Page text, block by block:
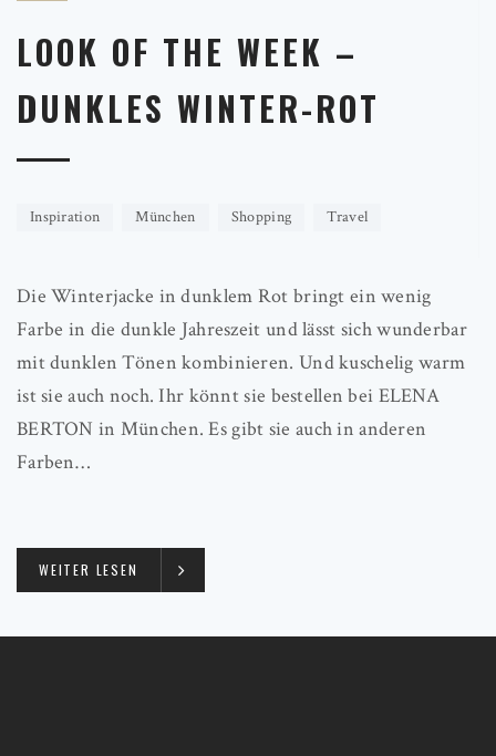
LOOK OF THE WEEK –
DUNKLES WINTER-ROT
Inspiration München Shopping Travel
Die Winterjacke in dunklem Rot bringt ein wenig
Farbe in die dunkle Jahreszeit und lässt sich wunderbar
mit dunklen Tönen kombinieren. Und kuschelig warm
ist sie auch noch. Ihr könnt sie bestellen bei ELENA
BERTON in München. Es gibt sie auch in anderen
Farben…
WEITER LESEN